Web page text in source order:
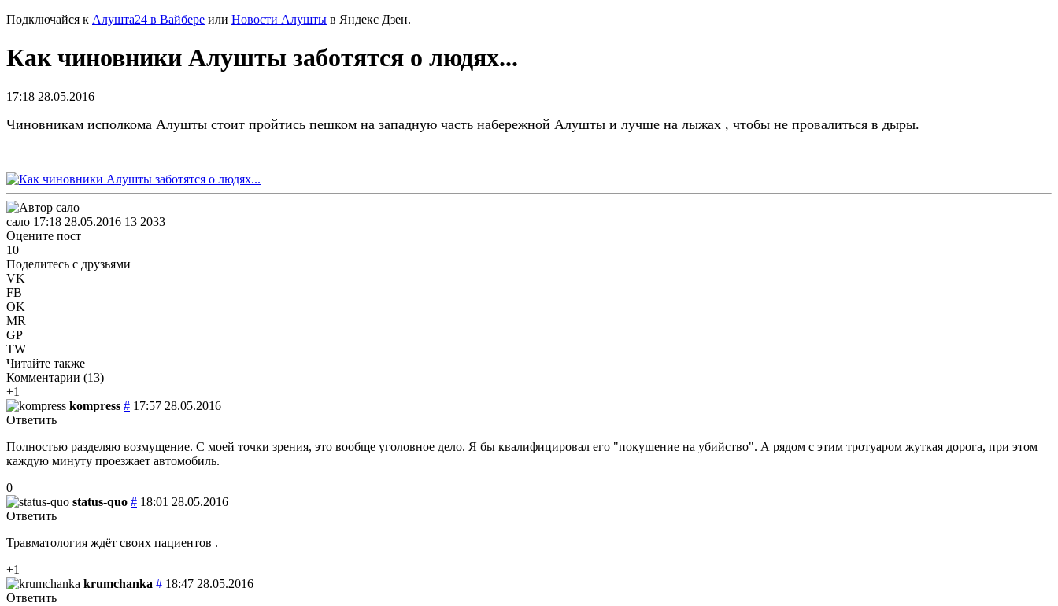
Подключайся к Алушта24 в Вайбере или Новости Алушты в Яндекс Дзен.
Как чиновники Алушты заботятся о людях...
17:18 28.05.2016
Чиновникам исполкома Алушты стоит пройтись пешком на западную часть набережной Алушты и лучше на лыжах , чтобы не провалиться в дыры.
сало 17:18 28.05.2016 13 2033
Оцените пост
10
Поделитесь с друзьями
VK
FB
OK
MR
GP
TW
Читайте также
Комментарии (13)
+1
kompress # 17:57 28.05.2016
Ответить
Полностью разделяю возмущение. С моей точки зрения, это вообще уголовное дело. Я бы квалифицировал его "покушение на убийство". А рядом с этим тротуаром жуткая дорога, при этом
каждую минуту проезжает автомобиль.
0
status-quo # 18:01 28.05.2016
Ответить
Травматология ждёт своих пациентов .
+1
krumchanka # 18:47 28.05.2016
Ответить